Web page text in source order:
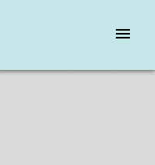
menu